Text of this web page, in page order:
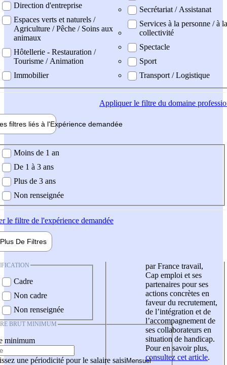
Direction d'entreprise
Espaces verts et naturels /
Agriculture / Pêche / Soins aux
animaux
Hôtellerie - Restauration /
Tourisme / Animation
Immobilier
Secrétariat / Assistanat
Services à la personne / à la
collectivité
Spectacle
Sport
Transport / Logistique
Appliquerle filtre du domaine
filtres liés à l'Expérience demandée
demandée
Moins de 1 an
De 1 à 3 ans
Plus de 3 ans
Non renseignée
le filtre de l'expérience demandée
Plus De Filtres
Cadre
Non cadre
Non renseignée
BRUT MINIMUM
minimum
une périodicité pour le salaire saisi
par France travail,
Cap emploi et ses
partenaires pour ses
actions concrètes en
faveur du recrutement,
de l’intégration et de
l’accompagnement de
ses collaborateurs en
situation de handicap.
Pour en savoir plus,
consultez cet article.